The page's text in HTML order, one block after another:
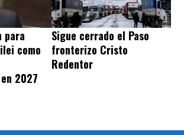
para
como
2027
Sigue cerrado el Paso
fronterizo Cristo
Redentor